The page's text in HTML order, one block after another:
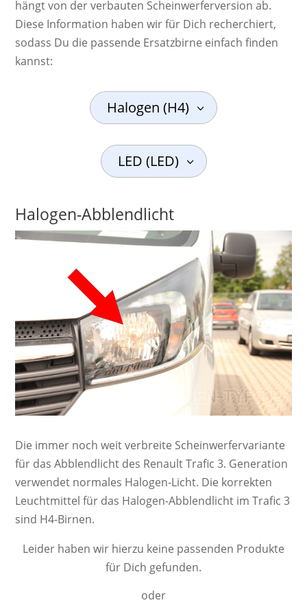
hängt von der verbauten Scheinwerferversion ab.
Diese Information haben wir für Dich recherchiert,
sodass Du die passende Ersatzbirne einfach finden
kannst:
Halogen (H4)
LED (LED)
Halogen-Abblendlicht
Die immer noch weit ver­breite Schein­werf­er­va­ri­ante
für das Abblendlicht des Renault Trafic 3. Ge­ne­ra­ti­on
ver­wendet nor­ma­les Ha­lo­gen-Licht. Die kor­rek­ten
Leucht­mittel für das Halogen-Abblendlicht im Trafic 3
sind H4-Birnen.
Leider haben wir hierzu keine passenden Produkte
für Dich gefunden.
oder